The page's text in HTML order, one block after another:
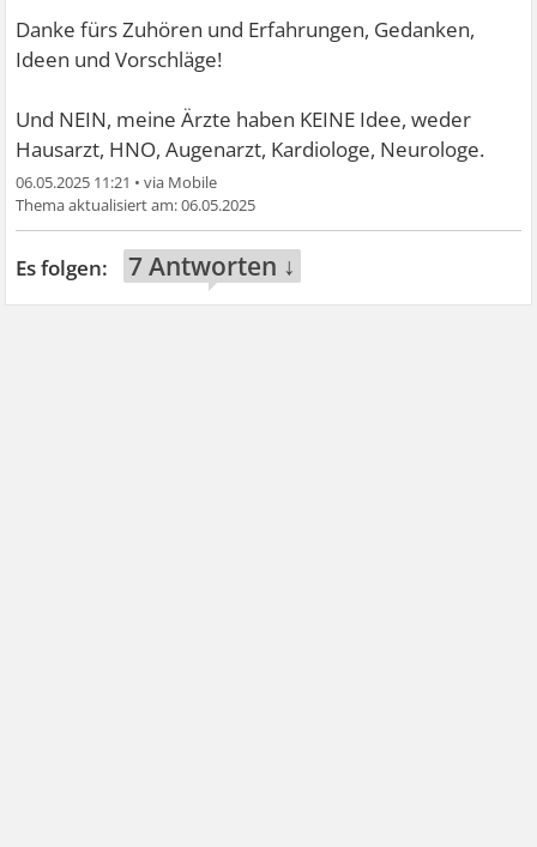
Danke fürs Zuhören und Erfahrungen, Gedanken,
Ideen und Vorschläge!
Und NEIN, meine Ärzte haben KEINE Idee, weder
Hausarzt, HNO, Augenarzt, Kardiologe, Neurologe.
06.05.2025 11:21 •
06.05.2025
7 Antworten ↓